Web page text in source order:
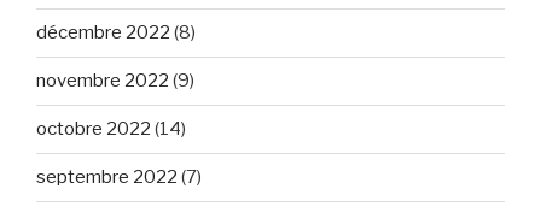
décembre 2022 (8)
novembre 2022 (9)
octobre 2022 (14)
septembre 2022 (7)